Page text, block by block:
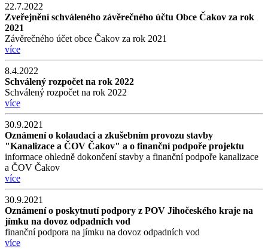
22.7.2022
Zveřejnění schváleného závěrečného účtu Obce Čakov za rok
2021
Závěrečného účet obce Čakov za rok 2021
více
8.4.2022
Schválený rozpočet na rok 2022
Schválený rozpočet na rok 2022
více
30.9.2021
Oznámení o kolaudaci a zkušebním provozu stavby
"Kanalizace a ČOV Čakov" a o finanční podpoře projektu
informace ohledně dokončení stavby a finanční podpoře kanalizace
a ČOV Čakov
více
30.9.2021
Oznámení o poskytnutí podpory z POV Jihočeského kraje na
jímku na dovoz odpadních vod
finanční podpora na jímku na dovoz odpadních vod
více